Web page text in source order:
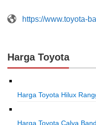
https://www.toyota-
Harga Toyota
Harga Toyota Hilux
Harga Toyota Calya